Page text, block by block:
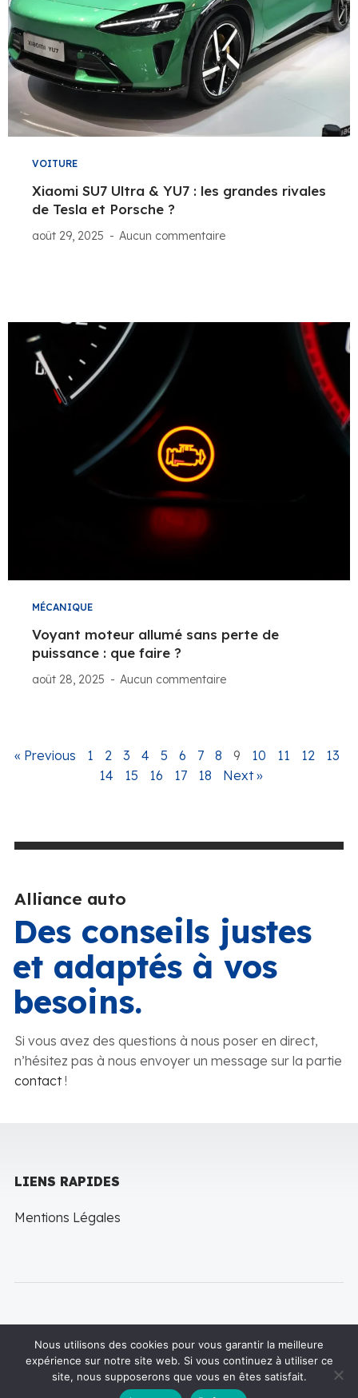
VOITURE
Xiaomi SU7 Ultra & YU7 : les grandes rivales
de Tesla et Porsche ?
août 29, 2025 Aucun commentaire
MÉCANIQUE
Voyant moteur allumé sans perte de
puissance : que faire ?
août 28, 2025 Aucun commentaire
« Previous 1 2 3 4 5 6 7 8 9 10 11 12
13
14
15 16 17 18 Next »
Alliance auto
Des conseils justes
et adaptés à vos
besoins.
Si vous avez des questions à nous poser en direct,
n’hésitez pas à nous envoyer un message sur la partie
contact!
LIENS RAPIDES
Mentions Légales
Copyright © 2022 LineThemes. All rights reserved
Nous utilisons des cookies pour vous garantir la meilleure
expérience sur notre site web. Si vous continuez à utiliser ce
site, nous supposerons que vous en êtes satisfait.